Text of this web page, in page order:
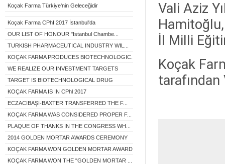
Koçak Farma Türkiye'nin Geleceğidir
Koçak Farma CPhI 2017 İstanbul'da
OUR LIST OF HONOUR "Istanbul Chambe...
TURKISH PHARMACEUTICAL INDUSTRY WIL...
KOÇAK FARMA PRODUCES BIOTECHNOLOGIC...
WE REALIZE OUR INVESTMENT TARGETS
TARGET IS BIOTECHNOLOGICAL DRUG
KOÇAK FARMA IS IN CPhl 2017
ECZACIBAŞI-BAXTER TRANSFERRED THE F...
KOÇAK FARMA WAS CONSIDERED PROPER F...
PLAQUE OF THANKS IN THE CONGRESS WH...
2014 GOLDEN MORTAR AWARDS CEREMONY
KOÇAK FARMA WON GOLDEN MORTAR AWARD...
KOÇAK FARMA WON THE "GOLDEN MORTAR ...
Vali Aziz
İl Milli
Koçak
tarafından